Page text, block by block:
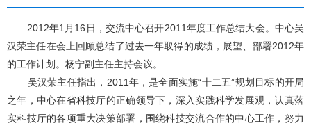
2012年1月16日，交流中心召开2011年度工作总结大会。中心吴
汉荣主任在会上回顾总结了过去一年取得的成绩，展望、部署2012年
的工作计划。杨宁副主任主持会议。
吴汉荣主任指出，2011年，是全面实施“十二五”规划目标的开局
之年，中心在省科技厅的正确领导下，深入实践科学发展观，认真落
实科技厅的各项重大决策部署，围绕科技交流合作的中心工作，努力